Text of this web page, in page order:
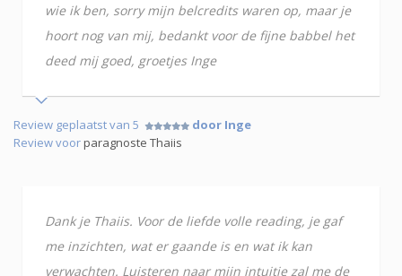
wie ik ben, sorry mijn belcredits waren op, maar je
hoort nog van mij, bedankt voor de fijne babbel het
deed mij goed, groetjes Inge
Review geplaatst van 5
door Inge
Review voorparagnoste Thaiis
Dank je Thaiis. Voor de liefde volle reading, je gaf
me inzichten, wat er gaande is en wat ik kan
verwachten. Luisteren naar mijn intuitie zal me de